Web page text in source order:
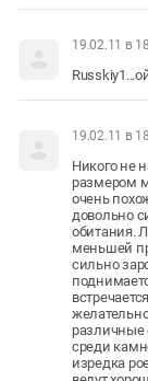
19.02.11 в
19.02.11 в
Никого не
размером
очень
довольно
обитания.
меньшей
сильно
различные
среди
изредка